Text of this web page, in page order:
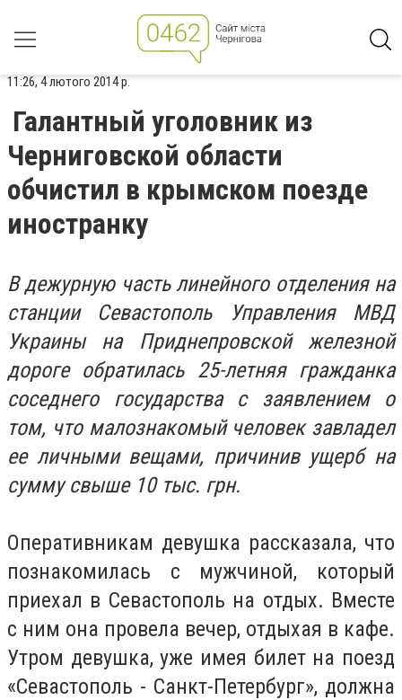
11:26, 4 лютого 2014 р.
Галантный уголовник из
Черниговской области
обчистил в крымском поезде
иностранку
В дежурную часть линейного отделения на
станции Севастополь Управления МВД
Украины на Приднепровской железной
дороге обратилась 25-летняя гражданка
соседнего государства с заявлением о
том, что малознакомый человек завладел
ее личными вещами, причинив ущерб на
сумму свыше 10 тыс. грн.
Оперативникам девушка рассказала, что
познакомилась с мужчиной, который
приехал в Севастополь на отдых. Вместе
с ним она провела вечер, отдыхая в кафе.
Утром девушка, уже имея билет на поезд
«Севастополь - Санкт-Петербург», должна